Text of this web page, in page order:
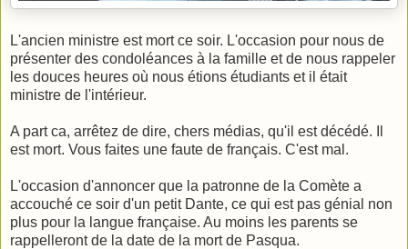
L'ancien ministre est mort ce soir. L'occasion pour nous de
présenter des condoléances à la famille et de nous rappeler
les douces heures où nous étions étudiants et il était
ministre de l'intérieur.
A part ca, arrêtez de dire, chers médias, qu'il est décédé. Il
est mort. Vous faites une faute de français. C'est mal.
L'occasion d'annoncer que la patronne de la Comète a
accouché ce soir d'un petit Dante, ce qui est pas génial non
plus pour la langue française. Au moins les parents se
rappelleront de la date de la mort de Pasqua.